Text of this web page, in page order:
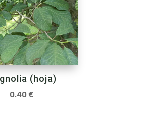
(hoja)
0.40€